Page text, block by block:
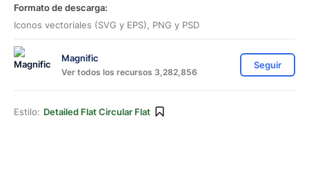
Formato de descarga:
Iconos vectoriales (SVG y EPS), PNG y PSD
Magnific
Ver todos los recursos 3,282,856
Seguir
Estilo: Detailed Flat Circular Flat